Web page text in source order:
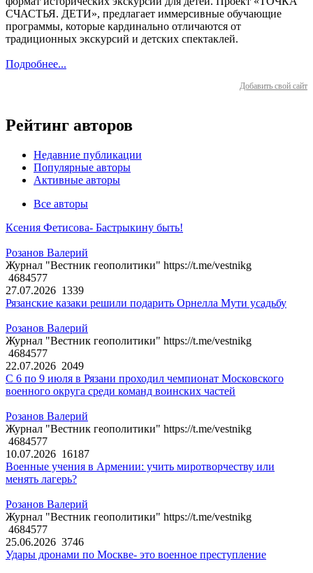
СЧАСТЬЯ. ДЕТИ», предлагает иммерсивные обучающие
программы, которые кардинально отличаются от
традиционных экскурсий и детских спектаклей.
Подробнее...
Добавить свой сайт
Рейтинг авторов
Недавние публикации
Популярные авторы
Активные авторы
Все авторы
Ксения Фетисова- Бастрыкину быть!
Розанов Валерий
Журнал "Вестник геополитики" https://t.me/vestnikg
4684577
27.07.2026 1339
Рязанские казаки решили подарить Орнелла Мути усадьбу
Розанов Валерий
Журнал "Вестник геополитики" https://t.me/vestnikg
4684577
22.07.2026 2049
С 6 по 9 июля в Рязани проходил чемпионат Московского
военного округа среди команд воинских частей
Розанов Валерий
Журнал "Вестник геополитики" https://t.me/vestnikg
4684577
10.07.2026 16187
Военные учения в Армении: учить миротворчеству или
менять лагерь?
Розанов Валерий
Журнал "Вестник геополитики" https://t.me/vestnikg
4684577
25.06.2026 3746
Удары дронами по Москве- это военное преступление